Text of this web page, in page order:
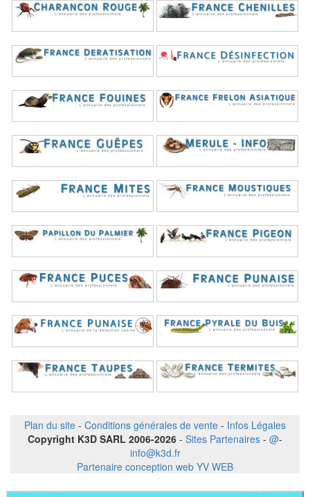
Plan du site - Conditions générales de vente - Infos Légales
Copyright K3D SARL 2006-2026 - Sites Partenaires - @-
info@k3d.fr
Partenaire conception web YV WEB